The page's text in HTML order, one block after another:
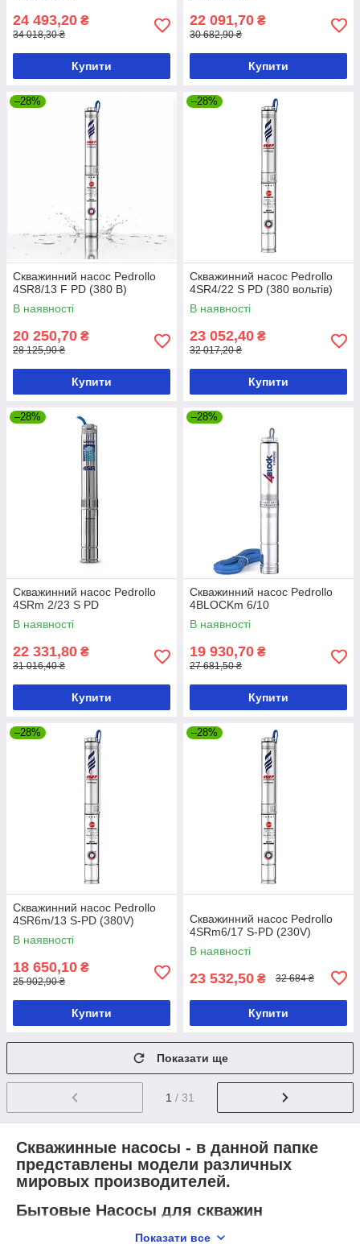
24 493,20 ₴
34 018,30 ₴
Купити
22 091,70 ₴
30 682,90 ₴
Купити
–28%
Скважинний насос Pedrollo
4SR8/13 F PD (380 В)
В наявності
20 250,70 ₴
28 125,90 ₴
Купити
–28%
Скважинний насос Pedrollo
4SR4/22 S PD (380 вольтів)
В наявності
23 052,40 ₴
32 017,20 ₴
Купити
–28%
Скважинний насос Pedrollo
4SRm 2/23 S PD
В наявності
22 331,80 ₴
31 016,40 ₴
Купити
–28%
Скважинний насос Pedrollo
4BLOCKm 6/10
В наявності
19 930,70 ₴
27 681,50 ₴
Купити
–28%
Скважинний насос Pedrollo
4SR6m/13 S-PD (380V)
В наявності
18 650,10 ₴
25 902,90 ₴
Купити
–28%
Скважинний насос Pedrollo
4SRm6/17 S-PD (230V)
В наявності
23 532,50 ₴ 32 684 ₴
Купити
Показати ще
1 / 31
Скважинные насосы - в данной папке
представлены модели различных
мировых производителей.
Бытовые Насосы для скважин
Показати все